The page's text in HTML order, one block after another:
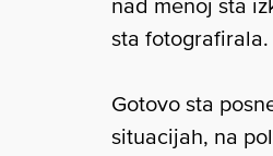
nad menoj sta
sta fotografirala.
Gotovo sta
situacijah, na